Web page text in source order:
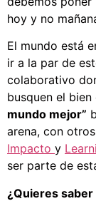
hoy y no
El mundo está
ir a la par de
colaborativo
busquen el bien
mundo mejor”
arena, con
Impacto y
ser parte de
¿Quieres saber